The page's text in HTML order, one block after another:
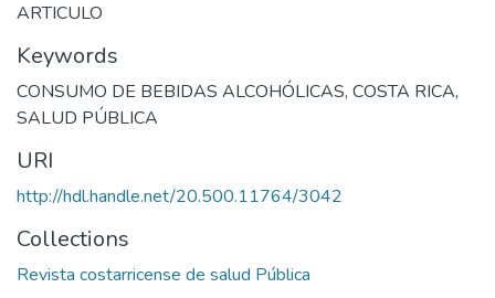
ARTICULO
Keywords
CONSUMO DE BEBIDAS ALCOHÓLICAS, COSTA RICA,
SALUD PÚBLICA
URI
http://hdl.handle.net/20.500.11764/3042
Collections
Revista costarricense de salud Pública